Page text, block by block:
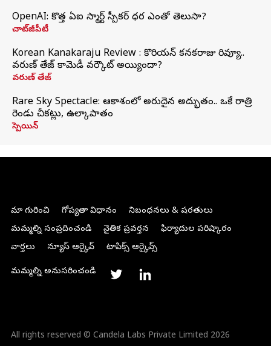
OpenAI: కొత్త ఏఐ స్మార్ట్ స్పీకర్ ధర ఎంతో తెలుసా?
చాట్‌జీపీటీ
Korean Kanakaraju Review : కొరియన్ కనకరాజు రివ్యూ..
వరుణ్ తేజ్ కామెడీ వర్కౌట్ అయ్యిందా?
వరుణ్ తేజ్
Rare Sky Spectacle: ఆకాశంలో అరుదైన అద్భుతం.. ఒకే రాత్రి
రెండు చీకట్లు, ఉల్కాపాతం
స్పెయిన్
మా గురించి గోప్యతా విధానం
నిబంధనలు & షరతులు
మమ్మల్ని సంప్రదించండి
నైతిక ప్రవర్తన
ఫిర్యాదుల పరిష్కారం
వార్తలు
న్యూస్ ఆర్కైవ్ టాపిక్స్ ఆర్కైవ్స్
మమ్మల్ని అనుసరించండి
All rights reserved © Candela Labs Private Limited 2026